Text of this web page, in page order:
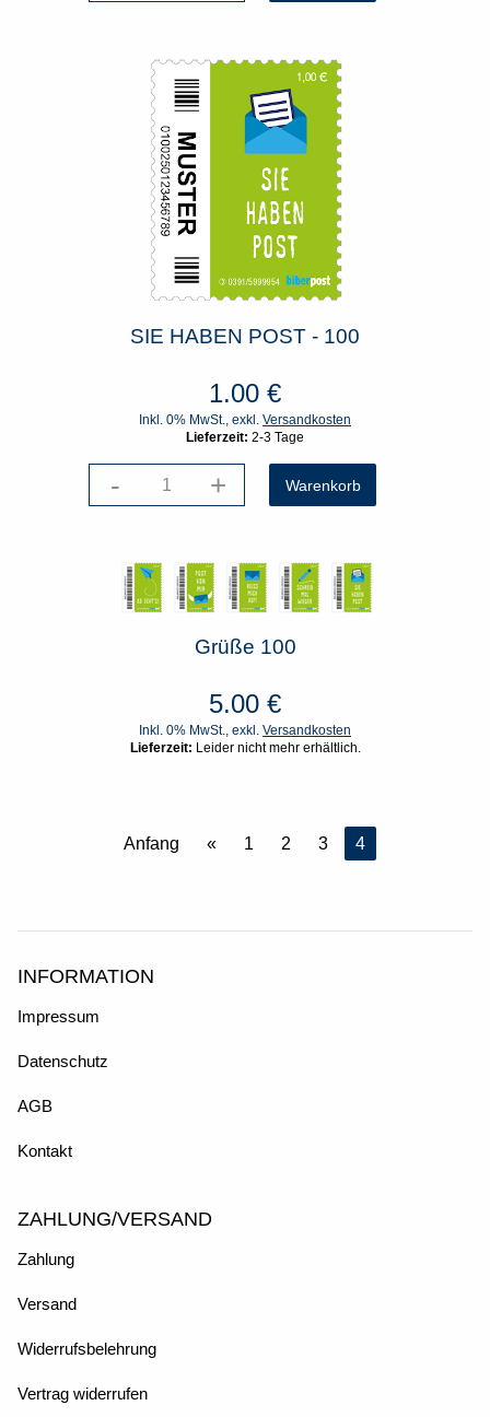
SIE HABEN POST - 100
1.00 €
Inkl. 0% MwSt., exkl. Versandkosten
Lieferzeit: 2-3 Tage
- +
Grüße 100
5.00 €
Inkl. 0% MwSt., exkl. Versandkosten
Lieferzeit: Leider nicht mehr erhältlich.
Anfang « 1 2 3 4
INFORMATION
Impressum
Datenschutz
AGB
Kontakt
ZAHLUNG/VERSAND
Zahlung
Versand
Widerrufsbelehrung
Vertrag widerrufen